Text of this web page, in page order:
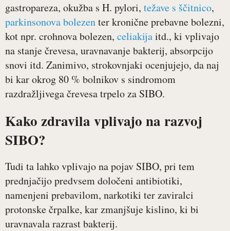
gastropareza, okužba s H. pylori, težave s ščitnico,
parkinsonova bolezenter kronične prebavne bolezni,
kot npr. crohnova bolezen, celiakijaitd., ki vplivajo
na stanje črevesa, uravnavanje bakterij, absorpcijo
snovi itd. Zanimivo, strokovnjaki ocenjujejo, da naj
bi kar okrog 80 % bolnikov s sindromom
razdražljivega črevesa trpelo za SIBO.
Kako zdravila vplivajo na razvoj
SIBO?
Tudi ta lahko vplivajo na pojav SIBO, pri tem
prednjačijo predvsem določeni antibiotiki,
namenjeni prebavilom, narkotiki ter zaviralci
protonske črpalke, kar zmanjšuje kislino, ki bi
uravnavala razrast bakterij.